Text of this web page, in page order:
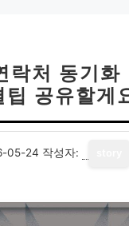
락처 동기화
팁 공유할게
05-24 작성자: